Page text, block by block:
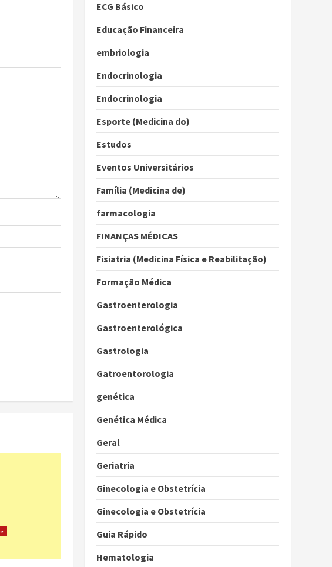
ECG Básico
Educação Financeira
embriologia
Endocrinologia
Endocrinologia
Esporte (Medicina do)
Estudos
Eventos Universitários
Família (Medicina de)
farmacologia
FINANÇAS MÉDICAS
Fisiatria (Medicina Física e Reabilitação)
Formação Médica
Gastroenterologia
Gastroenterológica
Gastrologia
Gatroentorologia
genética
Genética Médica
Geral
Geriatria
Ginecologia e Obstetrícia
Ginecologia e Obstetrícia
Guia Rápido
Hematologia